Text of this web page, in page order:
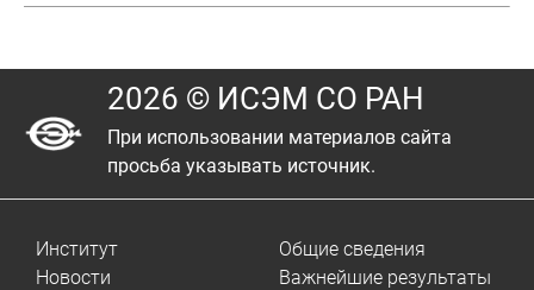
2026 © ИСЭМ СО РАН
При использовании материалов сайта
просьба указывать источник.
Институт
Новости
Общие сведения
Важнейшие результаты